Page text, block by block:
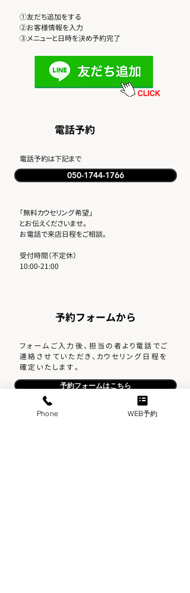
①友だち追加をする
②お客様情報を入力
​③メニューと日時を決め予約完了
​電話予約
​電話予約は下記まで
050-1744-1766
「無料カウセリング希望」
とお伝えくださいませ。
​お電話で来店日程をご相談。
受付時間（不定休）
10:00-21:00
​予約フォームから
フォームご入力後、担当の者より電話でご
連絡させていただき、カウセリング日程を
確定いたします。
予約フォームはこちら
Phone WEB予約